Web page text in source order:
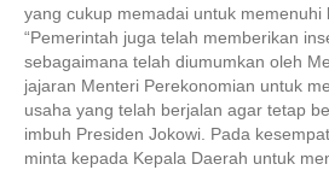
yang cukup memadai untuk memenuhi
“Pemerintah juga telah memberikan
sebagaimana telah diumumkan oleh
jajaran Menteri Perekonomian untuk
usaha yang telah berjalan agar tetap
imbuh Presiden Jokowi. Pada
minta kepada Kepala Daerah untuk